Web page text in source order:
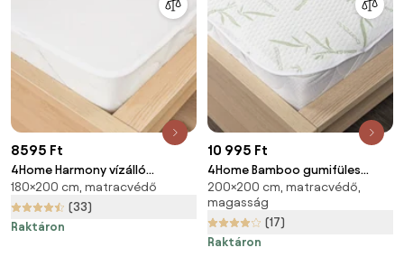
8595 Ft
4Home Harmony vízálló
matracvédő, 180 x 200 cm
180×200 cm, matracvédő
(33)
Raktáron
10 995 Ft
4Home Bamboo gumifüles
matracvédő, 200 x 200 cm
200×200 cm, matracvédő,
magasság
(17)
Raktáron